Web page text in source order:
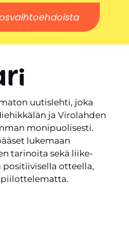
uutislehti, joka
ja Virolahden
monipuolisesti.
lukemaan
tarinoita sekä liike-
otteella,